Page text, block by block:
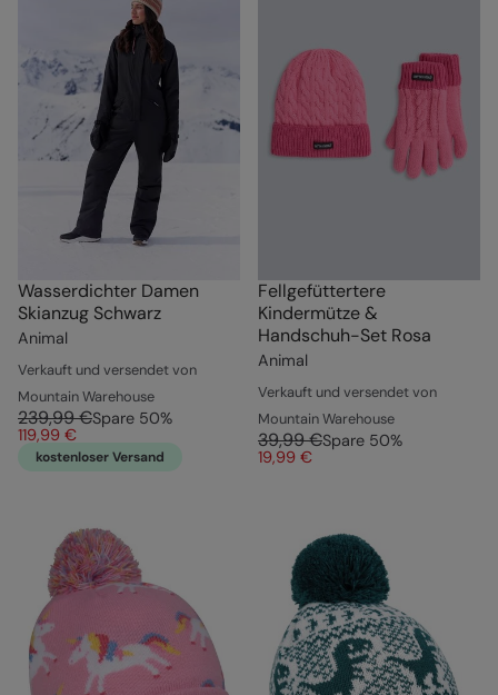
Wasserdichter Damen
Skianzug Schwarz
Animal
Verkauft und versendet von
Mountain Warehouse
239,99 €Spare 50%
119,99 €
kostenloser Versand
Fellgefüttertere
Kindermütze &
Handschuh-Set Rosa
Animal
Verkauft und versendet von
Mountain Warehouse
39,99 €Spare 50%
19,99 €